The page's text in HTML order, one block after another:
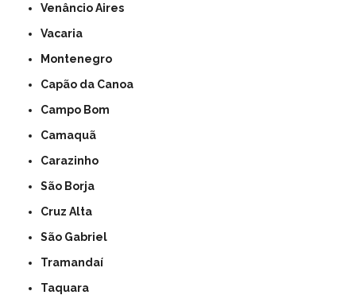
Venâncio Aires
Vacaria
Montenegro
Capão da Canoa
Campo Bom
Camaquã
Carazinho
São Borja
Cruz Alta
São Gabriel
Tramandaí
Taquara